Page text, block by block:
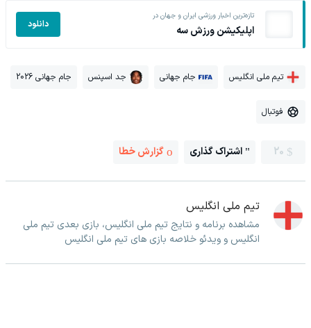
تازه‌ترین اخبار ورزشی ایران و جهان در
اپلیکیشن ورزش سه دانلود
تیم ملی انگلیس جام جهانی جد اسپنس جام جهانی 2026
فوتبال
20 اشتراک گذاری گزارش خطا
تیم ملی انگلیس
مشاهده برنامه و نتایج تیم ملی انگلیس، بازی بعدی تیم ملی
انگلیس و ویدئو خلاصه بازی های تیم ملی انگلیس